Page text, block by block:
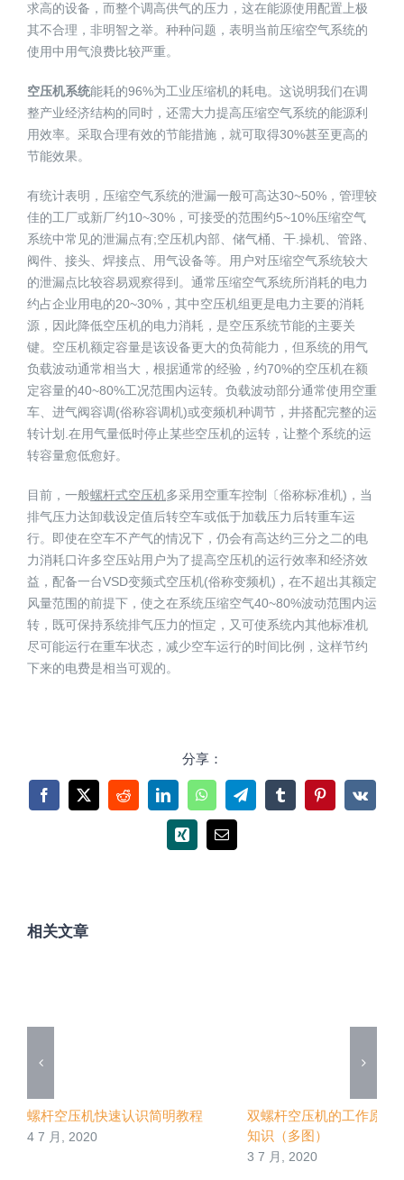
求高的设备，而整个调高供气的压力，这在能源使用配置上极
其不合理，非明智之举。种种问题，表明当前压缩空气系统的
使用中用气浪费比较严重。
空压机系统能耗的96%为工业压缩机的耗电。这说明我们在调
整产业经济结构的同时，还需大力提高压缩空气系统的能源利
用效率。采取合理有效的节能措施，就可取得30%甚至更高的
节能效果。
有统计表明，压缩空气系统的泄漏一般可高达30~50%，管理较
佳的工厂或新厂约10~30%，可接受的范围约5~10%压缩空气
系统中常见的泄漏点有;空压机内部、储气桶、干.操机、管路、
阀件、接头、焊接点、用气设备等。用户对压缩空气系统较大
的泄漏点比较容易观察得到。通常压缩空气系统所消耗的电力
约占企业用电的20~30%，其中空压机组更是电力主要的消耗
源，因此降低空压机的电力消耗，是空压系统节能的主要关
键。空压机额定容量是该设备更大的负荷能力，但系统的用气
负载波动通常相当大，根据通常的经验，约70%的空压机在额
定容量的40~80%工况范围内运转。负载波动部分通常使用空重
车、进气阀容调(俗称容调机)或变频机种调节，井搭配完整的运
转计划.在用气量低时停止某些空压机的运转，让整个系统的运
转容量愈低愈好。
目前，一般螺杆式空压机多采用空重车控制〔俗称标准机)，当
排气压力达卸载设定值后转空车或低于加载压力后转重车运
行。即使在空车不产气的情况下，仍会有高达约三分之二的电
力消耗口许多空压站用户为了提高空压机的运行效率和经济效
益，配备一台VSD变频式空压机(俗称变频机)，在不超出其额定
风量范围的前提下，使之在系统压缩空气40~80%波动范围内运
转，既可保持系统排气压力的恒定，又可使系统内其他标准机
尽可能运行在重车状态，减少空车运行的时间比例，这样节约
下来的电费是相当可观的。
分享：
Facebook
X RedditLinkedInWhatsAppTelegramTumblrPinterest
Vk
Xing
电
相关文章
螺杆空压机快速认识简明教程
4 7 月, 2020
双螺杆空压机的工作原理
知识（多图）
3 7 月, 2020